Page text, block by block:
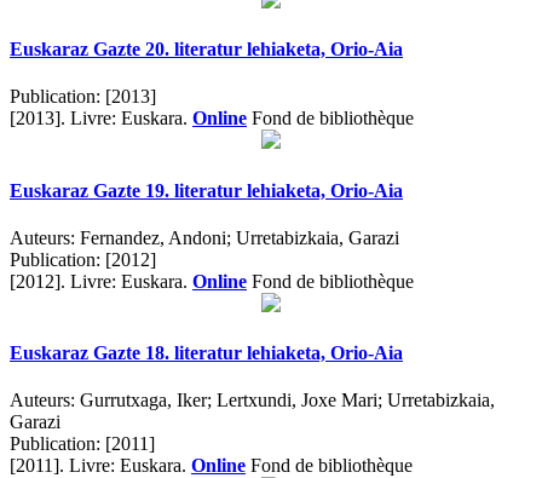
Euskaraz Gazte 20. literatur lehiaketa, Orio-Aia
Publication: [2013]
[2013]. Livre: Euskara. Online Fond de bibliothèque
Euskaraz Gazte 19. literatur lehiaketa, Orio-Aia
Auteurs: Fernandez, Andoni; Urretabizkaia, Garazi
Publication: [2012]
[2012]. Livre: Euskara. Online Fond de bibliothèque
Euskaraz Gazte 18. literatur lehiaketa, Orio-Aia
Auteurs: Gurrutxaga, Iker; Lertxundi, Joxe Mari; Urretabizkaia,
Garazi
Publication: [2011]
[2011]. Livre: Euskara. Online Fond de bibliothèque